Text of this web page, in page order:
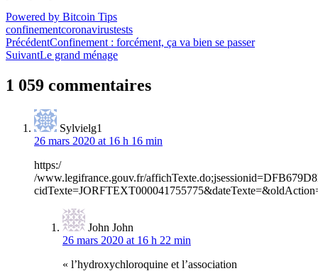
Powered by Bitcoin Tips
confinementcoronavirustests
Navigation
de
l’article
PrécédentConfinement : forcément, ça va bien se passer
SuivantLe grand ménage
1 059 commentaires
Sylvielg1
26 mars 2020 at 16 h 16 min
https:/
/www.legifrance.gouv.fr/
John John
26 mars 2020 at 16 h 22 min
« l’hydroxychloroquine et l’association